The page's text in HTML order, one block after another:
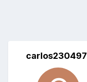
carlos230497